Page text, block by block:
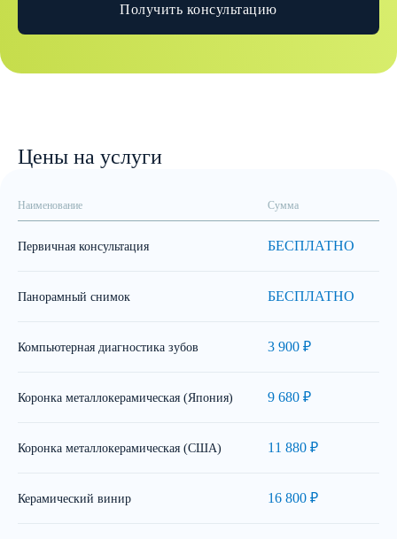
Получить консультацию
Цены на услуги
Наименование Сумма
Первичная консультация БЕСПЛАТНО
Панорамный снимок БЕСПЛАТНО
Компьютерная диагностика зубов 3 900 ₽
Коронка металлокерамическая (Япония) 9 680 ₽
Коронка металлокерамическая (США) 11 880 ₽
Керамический винир 16 800 ₽